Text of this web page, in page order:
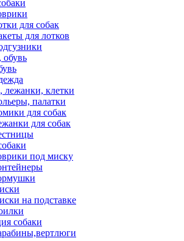
для собак
для лотков
лежанки, клетки
палатки
для собак
для собак
под миску
на подставке
собаки